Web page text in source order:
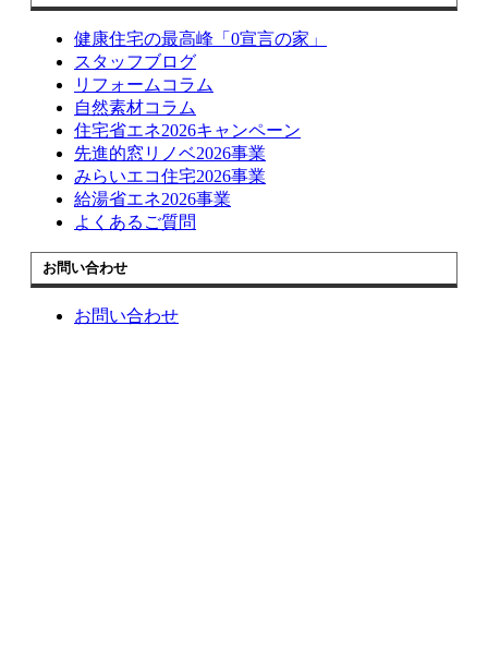
健康住宅の最高峰「0宣言の家」
スタッフブログ
リフォームコラム
自然素材コラム
住宅省エネ2026キャンペーン
先進的窓リノベ2026事業
みらいエコ住宅2026事業
給湯省エネ2026事業
よくあるご質問
お問い合わせ
お問い合わせ